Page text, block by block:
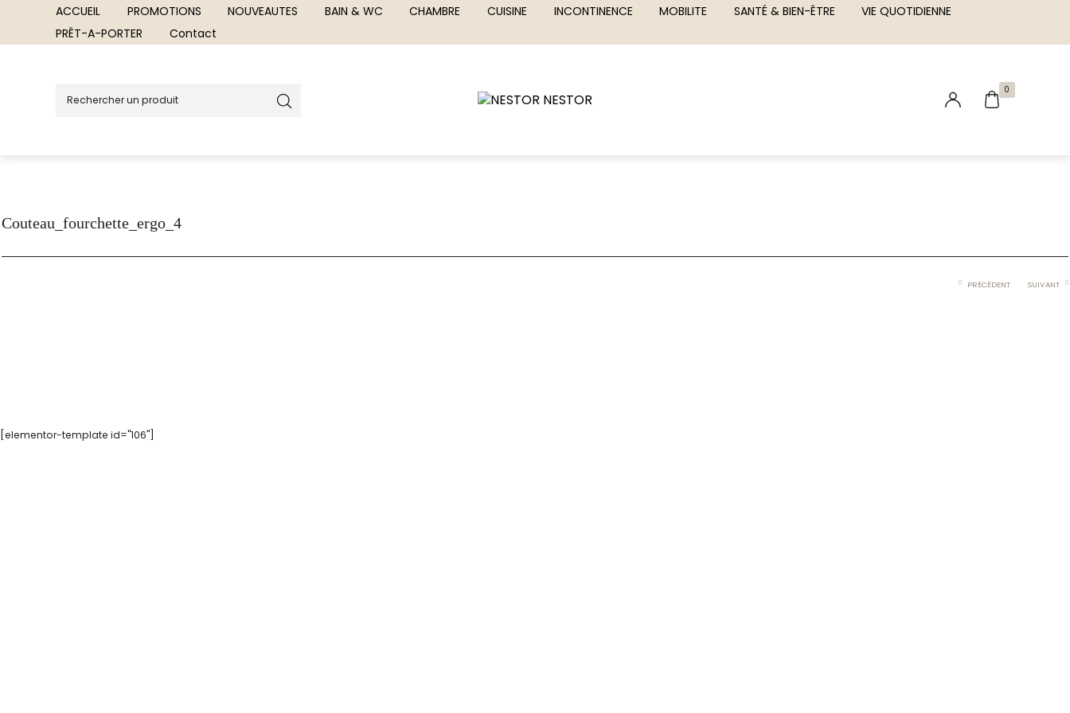
ACCUEIL PROMOTIONS NOUVEAUTES BAIN & WC CHAMBRE CUISINE INCONTINENCE MOBILITE SANTÉ & BIEN-ÊTRE
VIE QUOTIDIENNE
PRÊT-A-PORTER
Contact
0
Couteau_fourchette_ergo_4
PRÉCÉDENT SUIVANT
[elementor-template id="106"]